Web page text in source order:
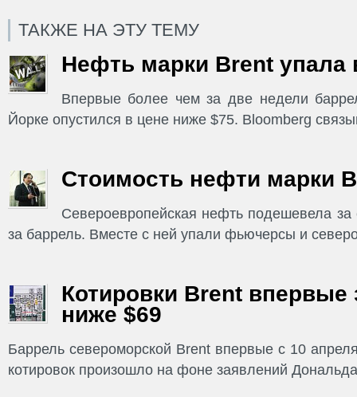
ТАКЖЕ НА ЭТУ ТЕМУ
Нефть марки Brent упала
Впервые более чем за две недели
Йорке опустился в цене ниже $75. Bloomberg
Стоимость нефти марки
Североевропейская нефть подешевела
за баррель. Вместе с ней упали фьючерсы и
Котировки Brent впервые
ниже $69
Баррель североморской Brent впервые с 10
котировок произошло на фоне заявлений